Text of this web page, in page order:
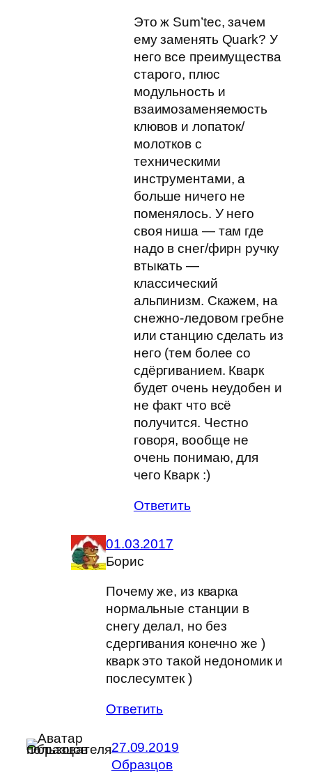
Это ж Sum’tec, зачем
ему заменять Quark? У
него все преимущества
старого, плюс
модульность и
взаимозаменяемость
клювов и лопаток/
молотков с
техническими
инструментами, а
больше ничего не
поменялось. У него
своя ниша — там где
надо в снег/фирн ручку
втыкать —
классический
альпинизм. Скажем, на
снежно-ледовом гребне
или станцию сделать из
него (тем более со
сдёргиванием. Кварк
будет очень неудобен и
не факт что всё
получится. Честно
говоря, вообще не
очень понимаю, для
чего Кварк :)
Ответить
01.03.2017
Борис
Почему же, из кварка
нормальные станции в
снегу делал, но без
сдергивания конечно же )
кварк это такой недономик и
послесумтек )
Ответить
27.09.2019
Образцов